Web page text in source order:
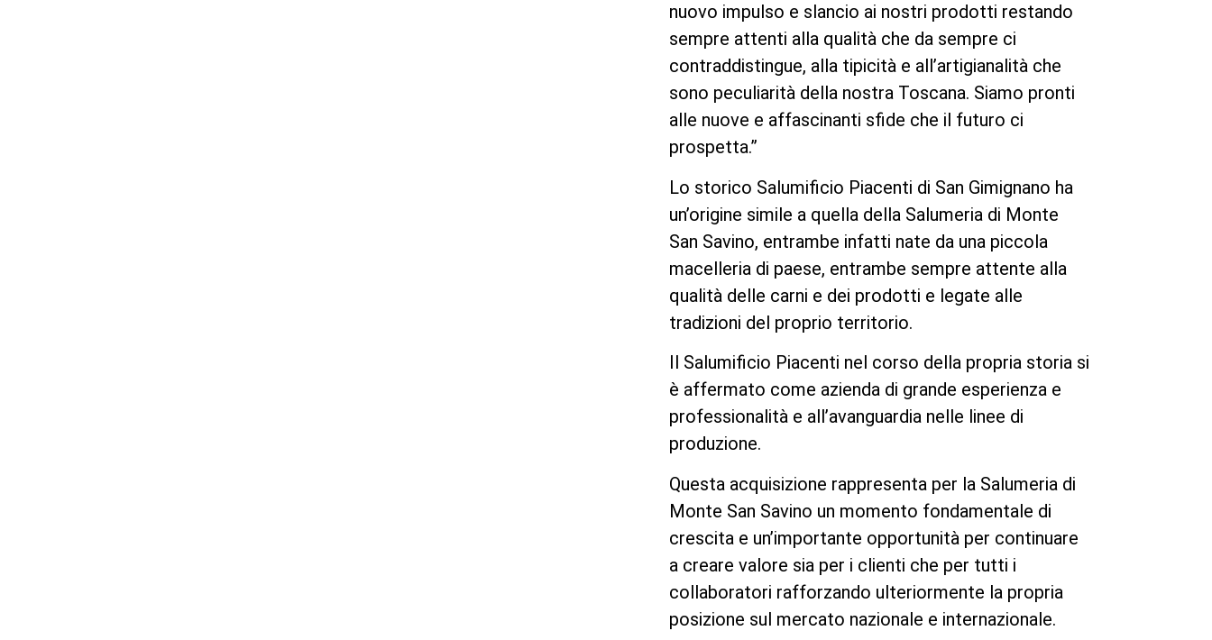
nuovo impulso e slancio ai nostri prodotti restando
sempre attenti alla qualità che da sempre ci
contraddistingue, alla tipicità e all’artigianalità che
sono peculiarità della nostra Toscana. Siamo pronti
alle nuove e affascinanti sfide che il futuro ci
prospetta.”
Lo storico Salumificio Piacenti di San Gimignano ha
un’origine simile a quella della Salumeria di Monte
San Savino, entrambe infatti nate da una piccola
macelleria di paese, entrambe sempre attente alla
qualità delle carni e dei prodotti e legate alle
tradizioni del proprio territorio.
Il Salumificio Piacenti nel corso della propria storia si
è affermato come azienda di grande esperienza e
professionalità e all’avanguardia nelle linee di
produzione.
Questa acquisizione rappresenta per la Salumeria di
Monte San Savino un momento fondamentale di
crescita e un’importante opportunità per continuare
a creare valore sia per i clienti che per tutti i
collaboratori rafforzando ulteriormente la propria
posizione sul mercato nazionale e internazionale.